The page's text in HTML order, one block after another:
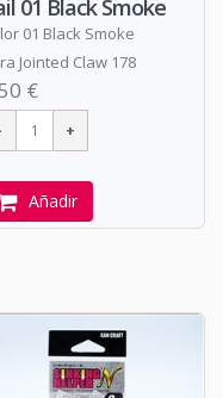
01 Black Smoke
01 Black Smoke
Jointed Claw 178
€
Añadir